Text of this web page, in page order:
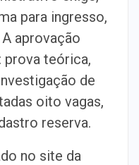
para ingresso,
aprovação
prova teórica,
de
oito vagas,
reserva.
no site da